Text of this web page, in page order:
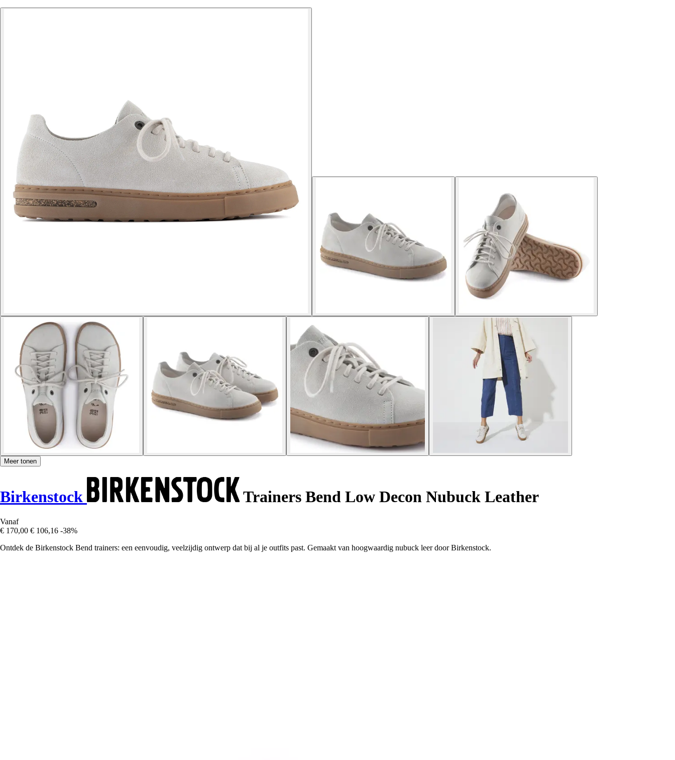
Meer tonen
Birkenstock Trainers Bend Low Decon Nubuck Leather
Vanaf
€ 170,00 € 106,16 -38%
Ontdek de Birkenstock Bend trainers: een eenvoudig, veelzijdig ontwerp dat bij al je outfits past. Gemaakt van hoogwaardig nubuck leer door Birkenstock.